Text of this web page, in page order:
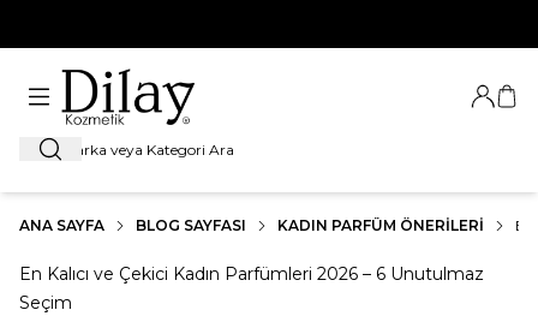
Ara
Giriş
ANA SAYFA BLOG SAYFASI KADIN PARFÜM ÖNERILERI
En Kalıcı ve Çekici Kadın Parfümleri 2026 – 6 Unutulmaz
Seçim